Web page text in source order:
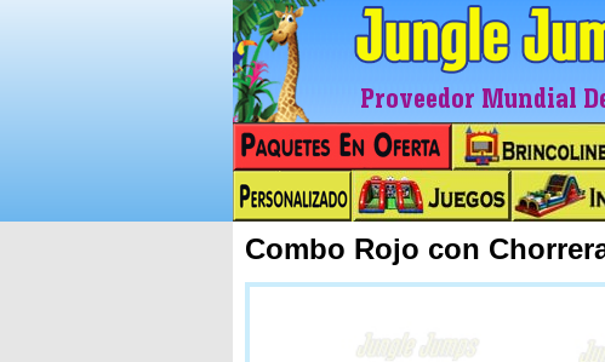
Proveedor Mundial
Combo Rojo con